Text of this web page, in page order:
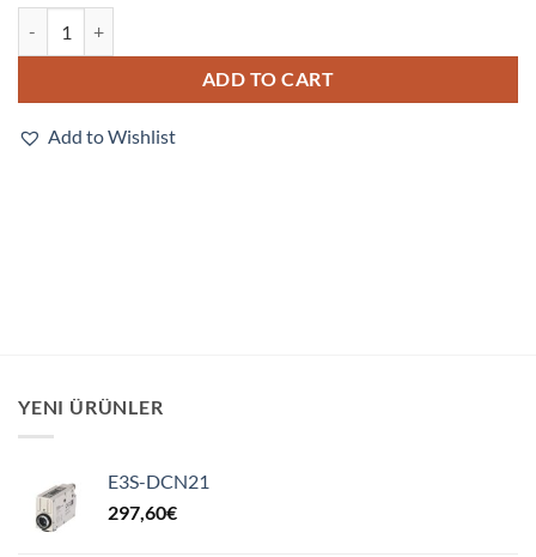
ADD TO CART
Add to Wishlist
YENI ÜRÜNLER
E3S-DCN21
297,60€